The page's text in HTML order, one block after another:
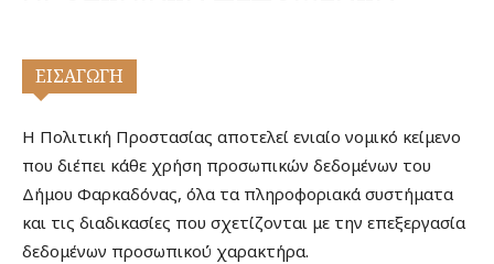
ΕΙΣΑΓΩΓΗ
Η Πολιτική Προστασίας αποτελεί ενιαίο νομικό κείμενο
που διέπει κάθε χρήση προσωπικών δεδομένων του
Δήμου Φαρκαδόνας, όλα τα πληροφοριακά συστήματα
και τις διαδικασίες που σχετίζονται με την επεξεργασία
δεδομένων προσωπικού χαρακτήρα.